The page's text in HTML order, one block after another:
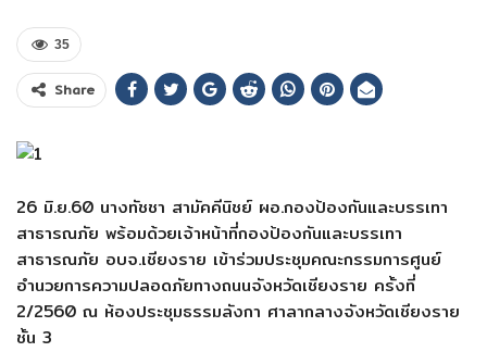
35
Share
26 มิ.ย.60 นางทัชชา สามัคคีนิชย์ ผอ.กองป้องกันและบรรเทา
สาธารณภัย พร้อมด้วยเจ้าหน้าที่กองป้องกันและบรรเทา
สาธารณภัย อบจ.เชียงราย เข้าร่วมประชุมคณะกรรมการศูนย์
อำนวยการความปลอดภัยทางถนนจังหวัดเชียงราย ครั้งที่
2/2560 ณ ห้องประชุมธรรมลังกา ศาลากลางจังหวัดเชียงราย
ชั้น 3